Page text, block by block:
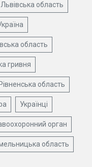
Львівська область
область
гривня
Рівненська область
Українці
орган
область